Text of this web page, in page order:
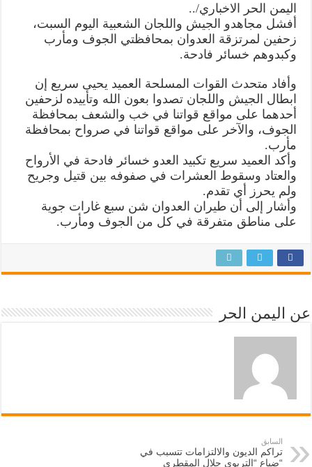
اليمن الحر الاخباري/..
أفشل مجاهدو الجيش واللجان الشعبية اليوم السبت،
زحفين لمرتزقة العدوان بمحافظتي الجوف ومأرب
وكبدوهم خسائر فادحة.
وأفاد متحدث القوات المسلحة العميد يحيى سريع إن
ابطال الجيش واللجان تصدوا بعون الله وتأييده لزحفين
أحدهما على مواقع قواتنا في خب والشعف بمحافظة
الجوف، والآخر على مواقع قواتنا في صرواح بمحافظة
مأرب.
وأكد العميد سريع تكبيد العدو خسائر فادحة في الأرواح
والعتاد وسقوط العشرات في صفوفه بين قتيل وجريح
ولم يحرز أي تقدم.
وأشار إلى أن طيران العدوان شن سبع غارات جوية
على مناطق متفرقة في كل من الجوف ومأرب.
عن اليمن الحر
السابق
تراكم الديون والالتزامات تتسبب في
“ضياع “التربوي جلال المقطري